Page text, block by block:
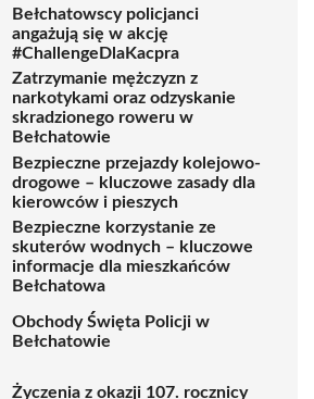
Bełchatowscy policjanci
angażują się w akcję
#ChallengeDlaKacpra
Zatrzymanie mężczyzn z
narkotykami oraz odzyskanie
skradzionego roweru w
Bełchatowie
Bezpieczne przejazdy kolejowo-
drogowe – kluczowe zasady dla
kierowców i pieszych
Bezpieczne korzystanie ze
skuterów wodnych – kluczowe
informacje dla mieszkańców
Bełchatowa
Obchody Święta Policji w
Bełchatowie
Życzenia z okazji 107. rocznicy